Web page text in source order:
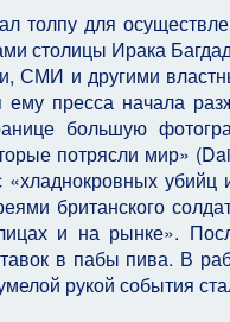
толпу для
столицы Ирака
СМИ и другими
пресса начала
большую
потрясли мир»
британского
и на рынке».
в пабы пива. В
рукой события